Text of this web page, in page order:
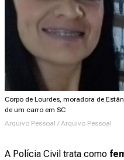
Corpo de Lourdes, moradora de
de um carro em SC
Arquivo Pessoal / Arquivo Pessoal
A Polícia Civil trata como